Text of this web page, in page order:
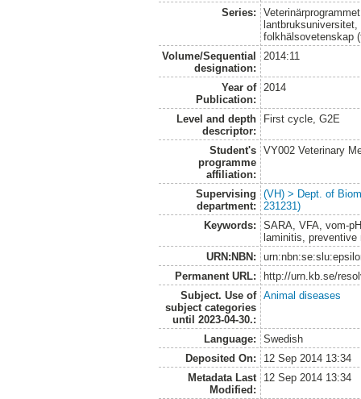
Series:
folkhälsovetenskap
Volume/Sequential
designation:
2014:11
Year of
Publication:
2014
Level and depth
descriptor:
First cycle, G2E
Student's
programme
affiliation:
VY002 Veterinary
Supervising
department:
(VH) > Dept. of
231231)
Keywords:
SARA, VFA, vom-
laminitis, preventive
URN:NBN:
Permanent URL:
http://urn.kb.se/
Subject. Use of
subject categories
until 2023-04-30.:
Animal diseases
Language:
Swedish
Deposited On:
12 Sep 2014 13:34
Metadata Last
Modified:
12 Sep 2014 13:34